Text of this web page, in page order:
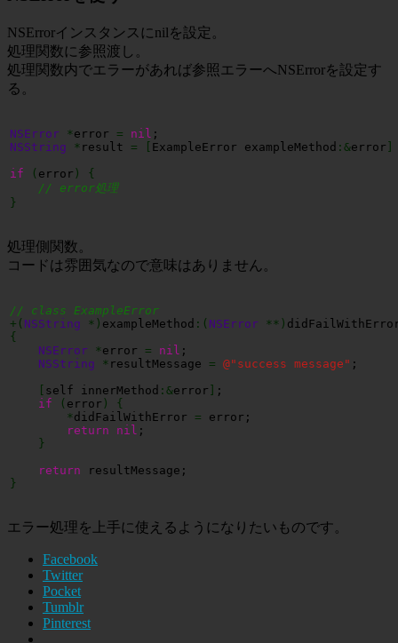
NSErrorインスタンスにnilを設定。
処理関数に参照渡し。
処理関数内でエラーがあれば参照エラーへNSErrorを設定す
る。
NSError *error = nil
NSString
* result = ExampleError exampleMethod :&error
if
( error )
{
// error処理
}
処理側関数。
コードは雰囲気なので意味はありません。
// class ExampleError
+ ( NSString * ) exampleMethod : ( NSError ** )
{
NSError *error = nil ;
NSString
* resultMessage = @"success message" ;
self innerMethod :&error
;
if
( error )
{
*didFailWithError = error;
return
nil ;
}
return
}
エラー処理を上手に使えるようになりたいものです。
Facebook
Twitter
Pocket
Tumblr
Pinterest